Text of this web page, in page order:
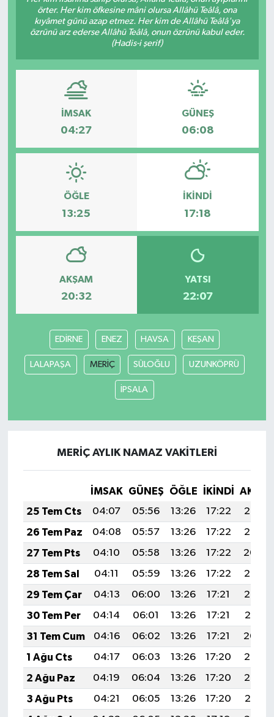
örter. Her kim öfkesine mâni olursa Allâhü Teâlâ, ona
kıyâmet günü azap etmez. Her kim de Allâhü Teâlâ'ya
özrünü arz ederse Allâhü Teâlâ, onun özrünü kabul eder.
(Hadis-i şerif)
İMSAK
04:27
GÜNEŞ
06:08
ÖĞLE
13:25
İKINDI
17:18
AKŞAM
20:32
YATSI
22:07
EDİRNE ENEZ HAVSA KEŞAN
LALAPAŞA MERİÇ SÜLOĞLU UZUNKÖPRÜ
İPSALA
MERİÇ AYLIK NAMAZ VAKITLERI
İMSAK GÜNEŞ ÖĞLE İKINDI
25 Tem Cts
04:07 05:56 13:26 17:22
20:46
26 Tem Paz
04:08 05:57 13:26 17:22
20:45
27 Tem Pts
04:10 05:58 13:26 17:22
20:44
28 Tem Sal
04:11 05:59 13:26 17:22
20:43
29 Tem Çar
04:13 06:00 13:26 17:21
20:42
30 Tem Per
04:14 06:01 13:26 17:21
20:41
31 Tem Cum
04:16 06:02 13:26 17:21
20:40
1 Ağu Cts
04:17 06:03 13:26 17:20
20:39
2 Ağu Paz
04:19 06:04 13:26 17:20
20:38
3 Ağu Pts
04:21 06:05 13:26 17:20
20:37
Siyaset
Kültür Sanat
Hasköy
Korkut
Bulanık